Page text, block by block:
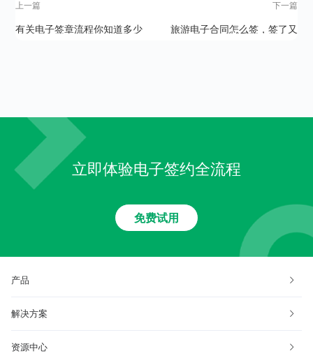
上一篇
有关电子签章流程你知道多少
下一篇
旅游电子合同怎么签，签了又
立即体验电子签约全流程
免费试用
产品
解决方案
资源中心